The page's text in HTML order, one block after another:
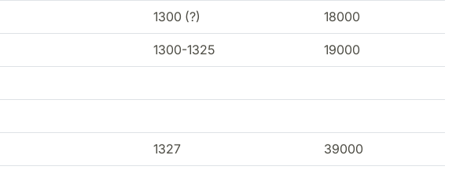
1300 (?) 18000
1300-1325 19000
1327 39000